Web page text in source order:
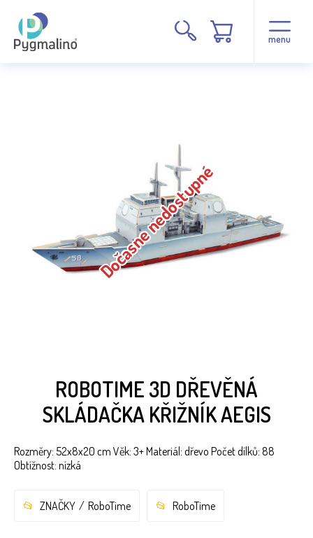
menu
Dočasne nedostupné
ROBOTIME 3D DŘEVĚNÁ
SKLÁDAČKA KŘIŽNÍK AEGIS
Rozměry: 52x8x20 cm Věk: 3+ Materiál: dřevo Počet dílků: 88
Obtížnost: nízká
ZNAČKY RoboTime RoboTime